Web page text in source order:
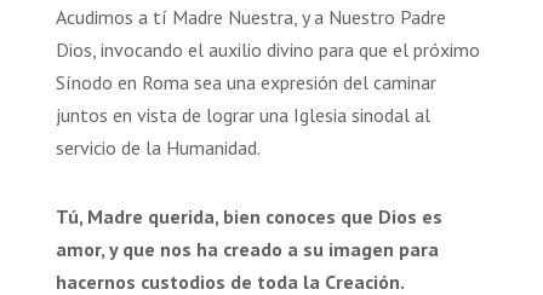
Acudimos a tí Madre Nuestra, y a Nuestro Padre
Dios, invocando el auxilio divino para que el próximo
Sínodo en Roma sea una expresión del caminar
juntos en vista de lograr una Iglesia sinodal al
servicio de la Humanidad.
Tú, Madre querida, bien conoces que Dios es
amor, y que nos ha creado a su imagen para
hacernos custodios de toda la Creación.